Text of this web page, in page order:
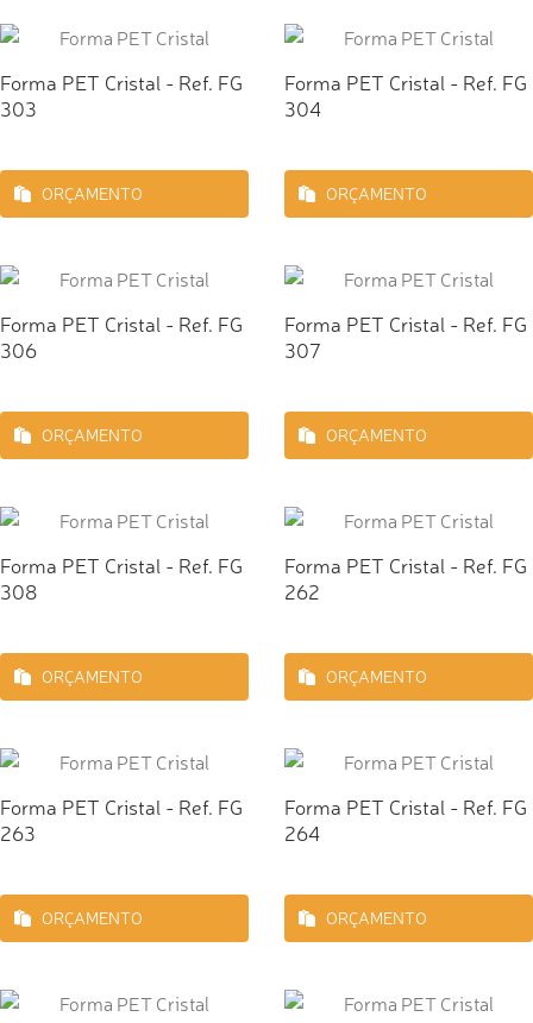
Forma PET Cristal - Ref. FG
303
ORÇAMENTO
Forma PET Cristal - Ref. FG
304
ORÇAMENTO
Forma PET Cristal - Ref. FG
306
ORÇAMENTO
Forma PET Cristal - Ref. FG
307
ORÇAMENTO
Forma PET Cristal - Ref. FG
308
ORÇAMENTO
Forma PET Cristal - Ref. FG
262
ORÇAMENTO
Forma PET Cristal - Ref. FG
263
ORÇAMENTO
Forma PET Cristal - Ref. FG
264
ORÇAMENTO